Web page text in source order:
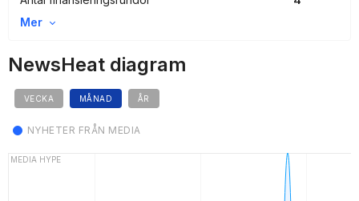
Mer
NewsHeat diagram
VECKA MÅNAD ÅR
NYHETER FRÅN MEDIA